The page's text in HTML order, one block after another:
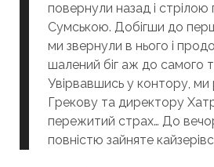
повернули назад і стрілою
Сумською. Добігши до
ми звернули в нього і
шалений біг аж до самого
Увірвавшись у контору, ми
Грекову та директору
пережитий страх… До
повністю зайняте